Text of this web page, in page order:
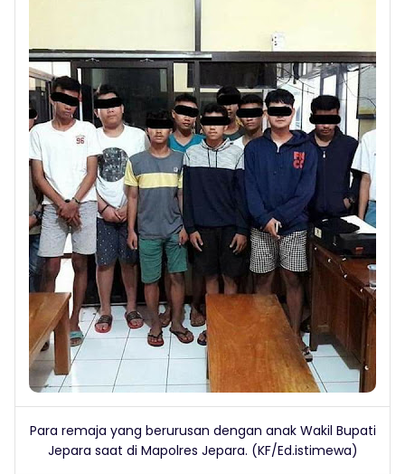
Para remaja yang berurusan dengan anak Wakil Bupati
Jepara saat di Mapolres Jepara. (KF/Ed.istimewa)